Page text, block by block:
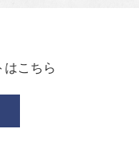
こちら